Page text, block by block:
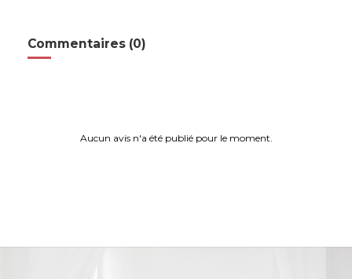
Commentaires (0)
Aucun avis n'a été publié pour le moment.